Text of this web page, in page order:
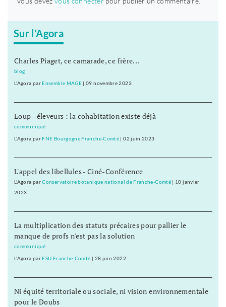
Sur l’Agora
Charles Piaget, ce camarade, ce frère...
blog
L'Agora parEnsemble MAGE |09 novembre 2023
Loup - éleveurs : la cohabitation existe déjà
communiqué
L'Agora parFNE Bourgogne Franche-Comté |02 juin 2023
L'appel des libellules - Ciné-Conférence
L'Agora parConservatoire botanique national de Franche-Comté| 10 janvier
2023
La multiplication des statuts précaires pour pallier le
manque de profs n'est pas la solution
communiqué
L'Agora parFSU Franche-Comté | 28 juin 2022
Ni équité territoriale ou sociale, ni vision environnementale
pour le Doubs